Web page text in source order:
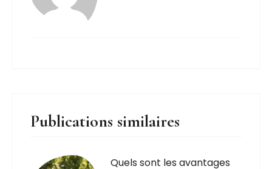
Publications similaires
Quels sont les avantages